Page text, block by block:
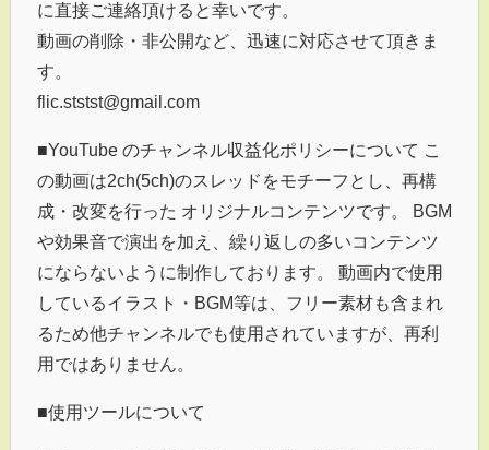
に直接ご連絡頂けると幸いです。
動画の削除・非公開など、迅速に対応させて頂きま
す。
flic.ststst@gmail.com
■YouTube のチャンネル収益化ポリシーについて こ
の動画は2ch(5ch)のスレッドをモチーフとし、再構
成・改変を行った オリジナルコンテンツです。 BGM
や効果音で演出を加え、繰り返しの多いコンテンツ
にならないように制作しております。 動画内で使用
しているイラスト・BGM等は、フリー素材も含まれ
るため他チャンネルでも使用されていますが、再利
用ではありません。
■使用ツールについて